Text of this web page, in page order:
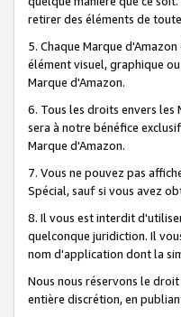
retirer des éléments de
5. Chaque Marque
élément visuel, graphique
Marque d'Amazon.
6. Tous les droits envers
sera à notre bénéfice
Marque d'Amazon.
7. Vous ne pouvez pas
Spécial, sauf si vous avez
8. Il vous est interdit
quelconque juridiction. Il
nom d'application dont la
Nous nous réservons le
entière discrétion, en